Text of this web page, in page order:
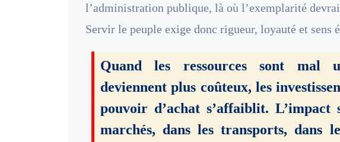
l’administration publique, là où l’exemplarité
Servir le peuple exige donc rigueur, loyauté et sens
Quand les ressources sont mal
deviennent plus coûteux, les
pouvoir d’achat s’affaiblit.
marchés, dans les transports, dans